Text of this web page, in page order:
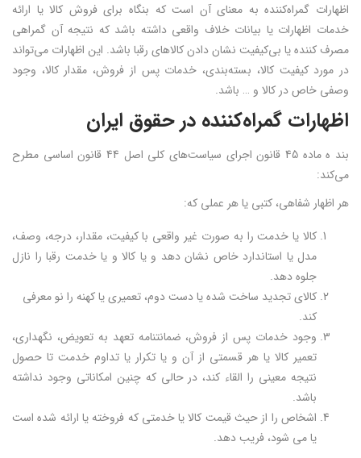
اظهارات گمراه‌کننده به معنای آن است که بنگاه برای فروش کالا یا ارائه
خدمات اظهارات یا بیانات خلاف واقعی داشته باشد که نتیجه آن گمراهی
مصرف کننده یا بی‌کیفیت نشان دادن کالاهای رقبا باشد. این اظهارات می‌تواند
در مورد کیفیت کالا، بسته‌بندی، خدمات پس از فروش، مقدار کالا‌، وجود
وصفی خاص در کالا و … باشد.
اظهارات گمراه‌کننده در حقوق ایران
بند ه ماده 45 قانون اجرای سیاست‌های کلی اصل 44 قانون اساسی مطرح
می‌کند:
هر اظهار شفاهی، کتبی یا هر عملی که:
کالا یا خدمت را به صورت غیر واقعی با کیفیت، مقدار، درجه، وصف،
مدل یا استاندارد خاص نشان دهد و یا کالا و یا خدمت رقبا را نازل
جلوه دهد.
کالای تجدید ساخت شده یا دست دوم، تعمیری یا کهنه را نو معرفی
کند.
وجود خدمات پس از فروش، ضمانتنامه تعهد به تعویض، نگهداری،
تعمیر کالا یا هر قسمتی از آن و یا تکرار یا تداوم خدمت تا حصول
نتیجه معینی را القاء کند، در حالی که چنین امکاناتی وجود نداشته
باشد.
اشخاص را از حیث قیمت کالا یا خدمتی که فروخته یا ارائه شده است
یا می شود، فریب دهد.